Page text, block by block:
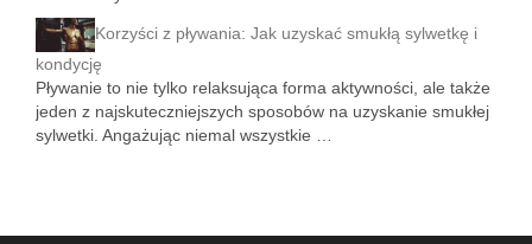
Korzyści z pływania: Jak uzyskać smukłą sylwetkę i
kondycję
Pływanie to nie tylko relaksująca forma aktywności, ale także
jeden z najskuteczniejszych sposobów na uzyskanie smukłej
sylwetki. Angażując niemal wszystkie …